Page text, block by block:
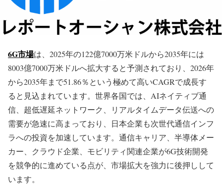
6G市場は、2025年の122億7000万米ドルから2035年には
8003億7000万米ドルへ拡大すると予測されており、2026年
から2035年まで51.86％という極めて高いCAGRで成長す
ると見込まれています。世界各国では、AIネイティブ通
信、超低遅延ネットワーク、リアルタイムデータ伝送への
需要が急速に高まっており、日本企業も次世代通信インフ
ラへの投資を加速しています。通信キャリア、半導体メー
カー、クラウド企業、モビリティ関連企業が6G技術開発
を競争的に進めている点が、市場拡大を強力に後押しして
います。